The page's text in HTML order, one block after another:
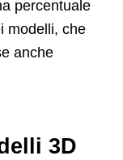
percentuale
modelli, che
anche
3D